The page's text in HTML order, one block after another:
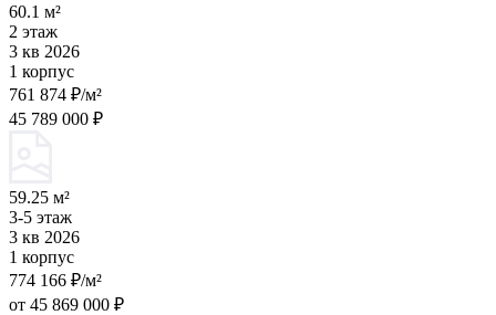
60.1 м²
2 этаж
3 кв 2026
1 корпус
761 874 ₽/м²
45 789 000 ₽
59.25 м²
3-5 этаж
3 кв 2026
1 корпус
774 166 ₽/м²
от 45 869 000 ₽